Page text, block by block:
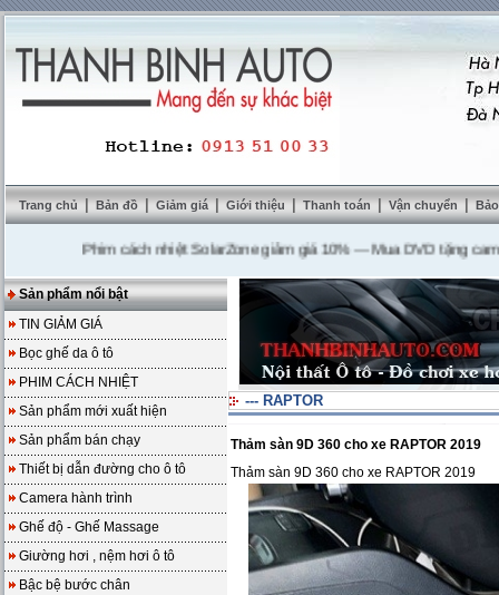
Trang chủ | Bản đồ | Giảm giá | Giới thiệu | Thanh toán | Vận chuyển |
Phim cách nhiệt SolarZone giảm giá 10%---Mua DVD tặng camera
Sản phẩm nổi bật
TIN GIẢM GIÁ
Bọc ghế da ô tô
PHIM CÁCH NHIỆT
Sản phẩm mới xuất hiện
Sản phẩm bán chạy
Thiết bị dẫn đường cho ô tô
Camera hành trình
Ghế độ - Ghế Massage
Giường hơi , nệm hơi ô tô
Bậc bệ bước chân
--- RAPTOR
Thảm sàn 9D 360 cho xe RAPTOR 2019
Thảm sàn 9D 360 cho xe RAPTOR 2019